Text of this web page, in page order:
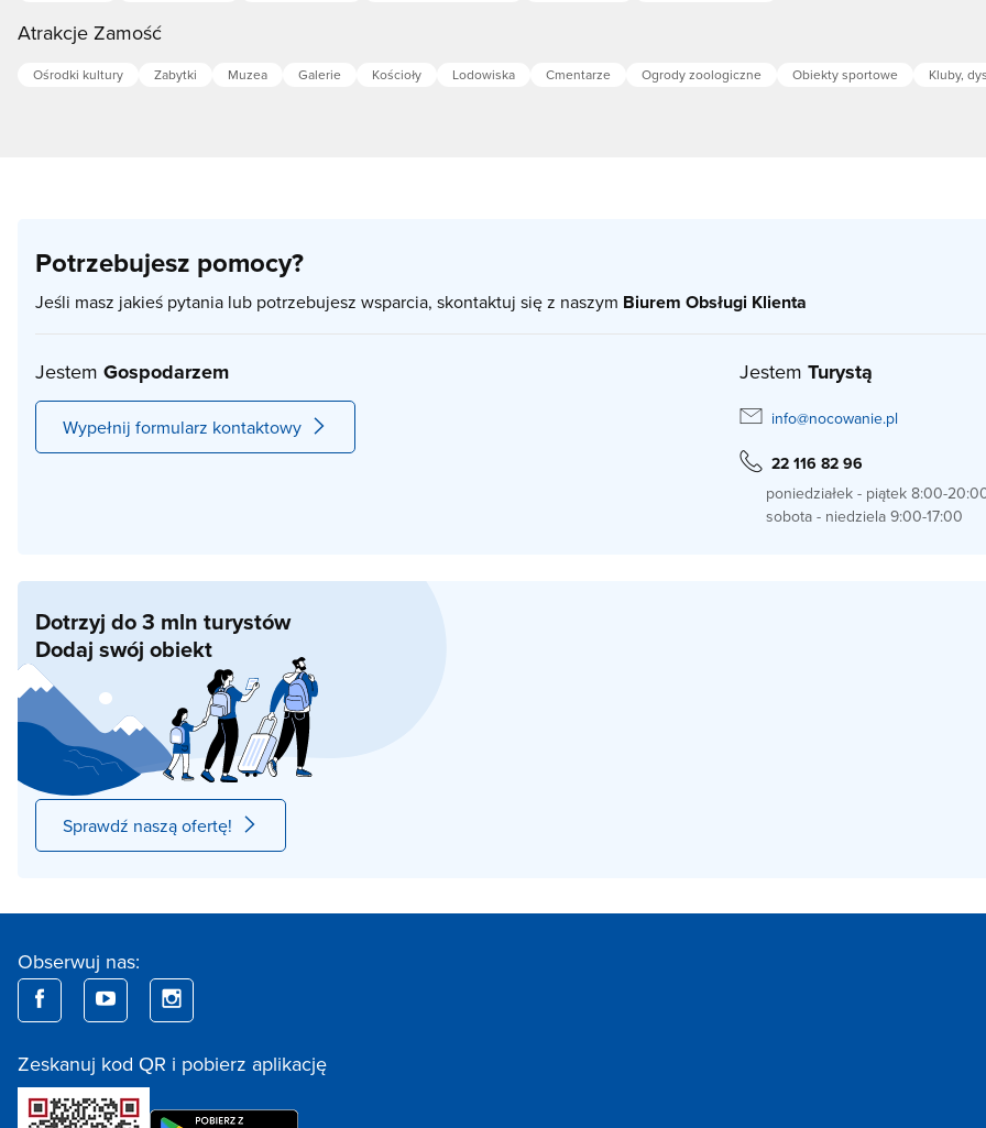
Atrakcje Zamość
Ośrodki kultury Zabytki Muzea Galerie Kościoły Lodowiska Cmentarze Ogrody zoologiczne Obiekty sportowe Kluby,
Potrzebujesz pomocy?
Jeśli masz jakieś pytania lub potrzebujesz wsparcia, skontaktuj się z naszym Biurem Obsługi Klienta
Jestem Gospodarzem
Wypełnij formularz kontaktowy
Jestem Turystą
info@nocowanie.pl
22 116 82 96
poniedziałek - piątek 8:00-
sobota - niedziela 9:00-17:00
Dotrzyj do 3 mln turystów
Dodaj swój obiekt
Sprawdź naszą ofertę!
Obserwuj nas:
Zeskanuj kod QR i pobierz aplikację